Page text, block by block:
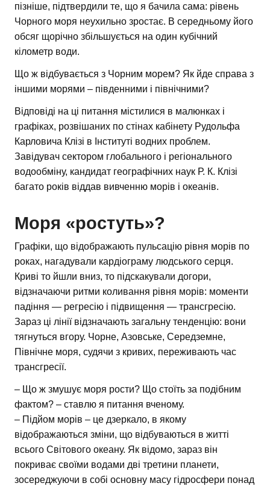
пізніше, підтвердили те, що я бачила сама: рівень
Чорного моря неухильно зростає. В середньому його
обсяг щорічно збільшується на один кубічний
кілометр води.
Що ж відбувається з Чорним морем? Як йде справа з
іншими морями – південними і північними?
Відповіді на ці питання містилися в малюнках і
графіках, розвішаних по стінах кабінету Рудольфа
Карловича Клізі в Інституті водних проблем.
Завідувач сектором глобального і регіонального
водообміну, кандидат географічних наук Р. К. Клізі
багато років віддав вивченню морів і океанів.
Моря «ростуть»?
Графіки, що відображають пульсацію рівня морів по
роках, нагадували кардіограму людського серця.
Криві то йшли вниз, то підскакували догори,
відзначаючи ритми коливання рівня морів: моменти
падіння — регресію і підвищення — трансгресію.
Зараз ці лінії відзначають загальну тенденцію: вони
тягнуться вгору. Чорне, Азовське, Середземне,
Північне моря, судячи з кривих, переживають час
трансгресії.
– Що ж змушує моря рости? Що стоїть за подібним
фактом? – ставлю я питання вченому.
– Підйом морів – це дзеркало, в якому
відображаються зміни, що відбуваються в житті
всього Світового океану. Як відомо, зараз він
покриває своїми водами дві третини планети,
зосереджуючи в собі основну масу гідросфери понад